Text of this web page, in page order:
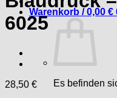
Warenkorb /0,00 €
Es befinden
6025
28,50 €